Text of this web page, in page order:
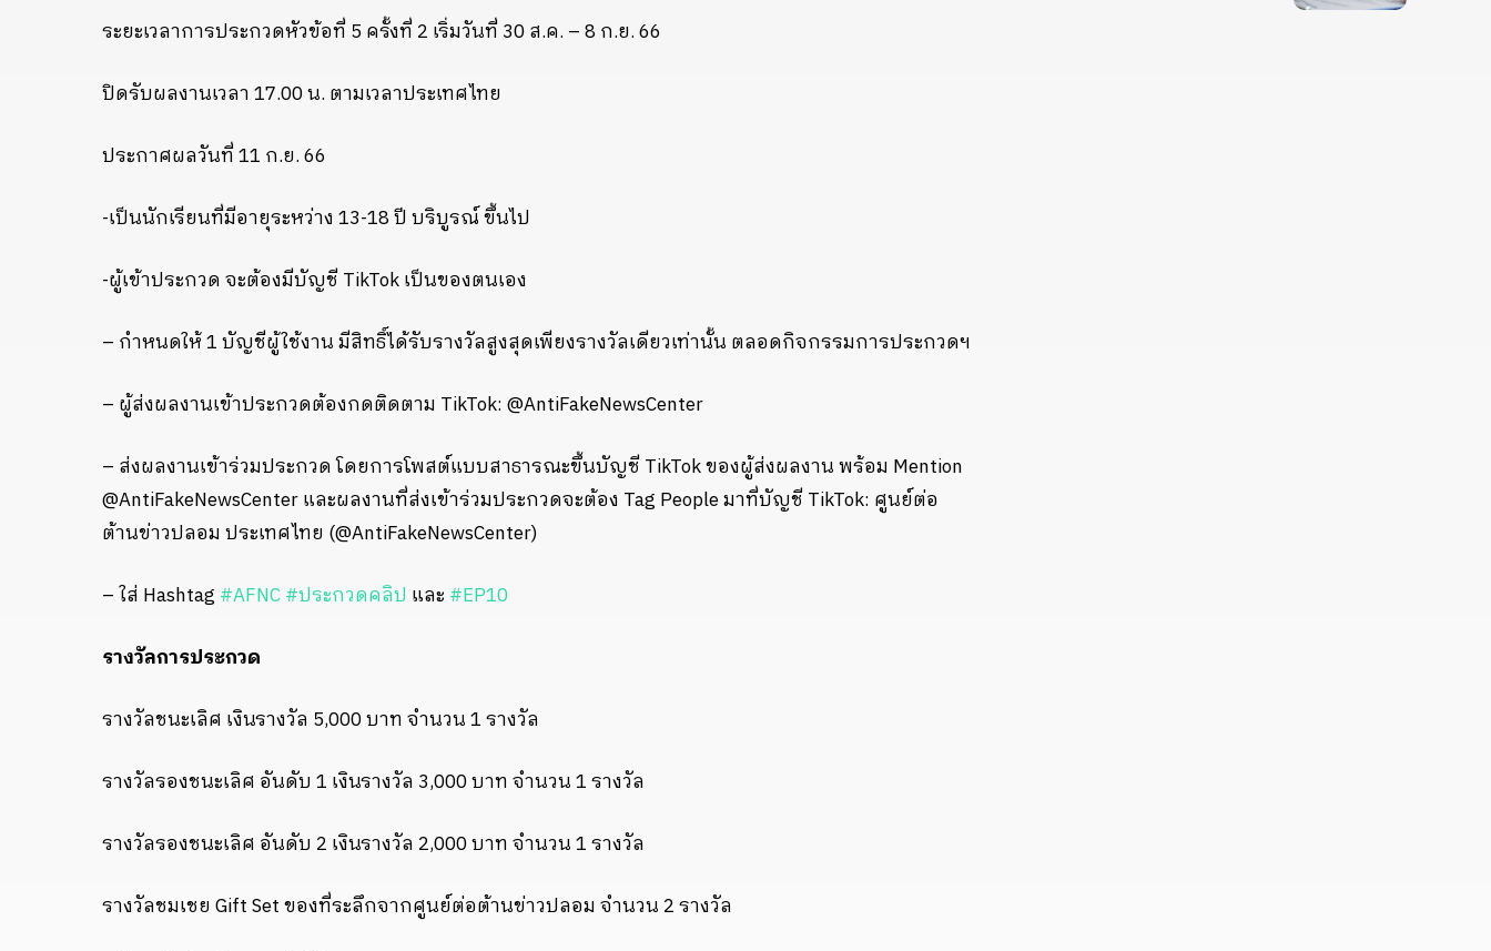
ระยะเวลาการประกวดหัวข้อที่ 5 ครั้งที่ 2 เริ่มวันที่ 30 ส.ค. – 8 ก.ย. 66
ปิดรับผลงานเวลา 17.00 น. ตามเวลาประเทศไทย
ประกาศผลวันที่ 11 ก.ย. 66
-เป็นนักเรียนที่มีอายุระหว่าง 13-18 ปี บริบูรณ์ ขึ้นไป
-ผู้เข้าประกวด จะต้องมีบัญชี TikTok เป็นของตนเอง
– กำหนดให้ 1 บัญชีผู้ใช้งาน มีสิทธิ์ได้รับรางวัลสูงสุดเพียงรางวัลเดียวเท่านั้น ตลอดกิจกรรมการประกวดฯ
– ผู้ส่งผลงานเข้าประกวดต้องกดติดตาม TikTok: @AntiFakeNewsCenter
– ส่งผลงานเข้าร่วมประกวด โดยการโพสต์แบบสาธารณะขึ้นบัญชี TikTok ของผู้ส่งผลงาน พร้อม Mention
@AntiFakeNewsCenter และผลงานที่ส่งเข้าร่วมประกวดจะต้อง Tag People มาที่บัญชี TikTok: ศูนย์ต่อ
ต้านข่าวปลอม ประเทศไทย (@AntiFakeNewsCenter)
– ใส่ Hashtag #AFNC#ประกวดคลิป และ #EP10
รางวัลการประกวด
รางวัลชนะเลิศ เงินรางวัล 5,000 บาท จำนวน 1 รางวัล
รางวัลรองชนะเลิศ อันดับ 1 เงินรางวัล 3,000 บาท จำนวน 1 รางวัล
รางวัลรองชนะเลิศ อันดับ 2 เงินรางวัล 2,000 บาท จำนวน 1 รางวัล
รางวัลชมเชย Gift Set ของที่ระลึกจากศูนย์ต่อต้านข่าวปลอม จำนวน 2 รางวัล